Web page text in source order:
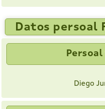
Datos persoal
Diego